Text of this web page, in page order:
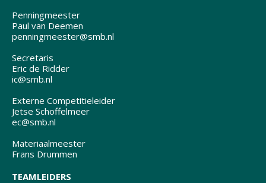
Penningmeester
Paul van Deemen
penningmeester@smb.nl
Secretaris
Eric de Ridder
ic@smb.nl
Externe Competitieleider
Jetse Schoffelmeer
ec@smb.nl
Materiaalmeester
Frans Drummen
TEAMLEIDERS